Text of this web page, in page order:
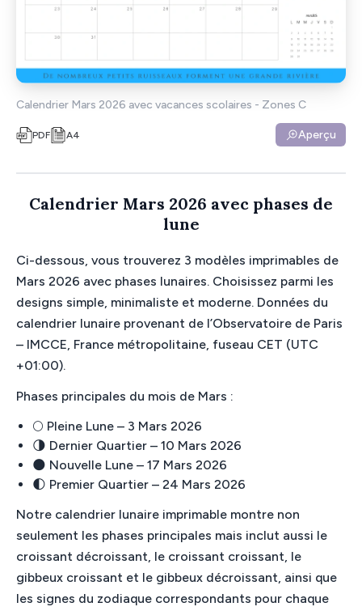
Calendrier Mars 2026 avec vacances scolaires - Zones C
PDF A4 Aperçu
Calendrier Mars 2026 avec phases de
lune
Ci-dessous, vous trouverez 3 modèles imprimables de
Mars 2026 avec phases lunaires. Choisissez parmi les
designs simple, minimaliste et moderne. Données du
calendrier lunaire provenant de l’Observatoire de Paris
– IMCCE, France métropolitaine, fuseau CET (UTC
+01:00).
Phases principales du mois de Mars :
🌕 Pleine Lune – 3 Mars 2026
🌗 Dernier Quartier – 10 Mars 2026
🌑 Nouvelle Lune – 17 Mars 2026
🌓 Premier Quartier – 24 Mars 2026
Notre calendrier lunaire imprimable montre non
seulement les phases principales mais inclut aussi le
croissant décroissant, le croissant croissant, le
gibbeux croissant et le gibbeux décroissant, ainsi que
les signes du zodiaque correspondants pour chaque